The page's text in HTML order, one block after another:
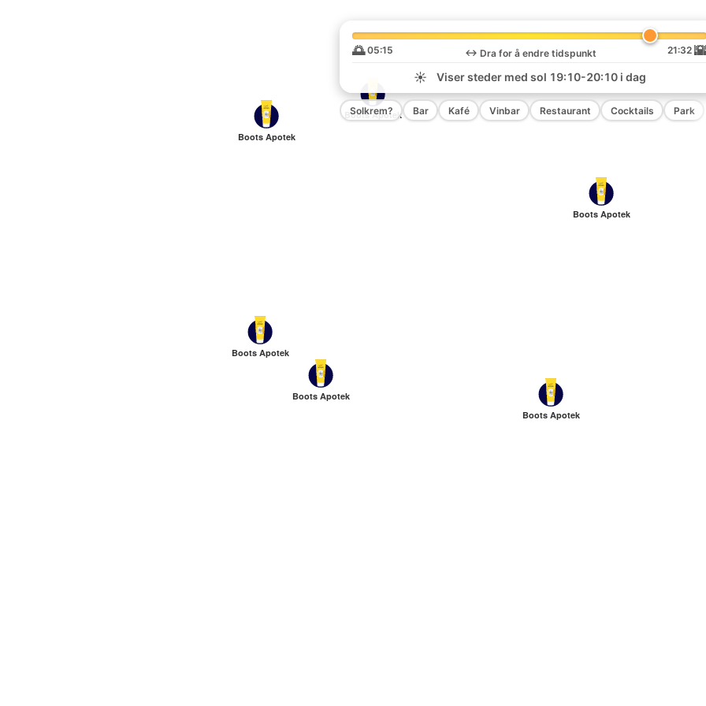
Boots Apotek
Boots Apotek
Boots Apotek
Boots Apotek
Boots Apotek
Boots Apotek
🌅 05:15 ↔️ Dra for å endre tidspunkt 21:32 🌇
☀️
Viser steder med sol 19:10-20:10i dag
Solkrem? Bar Kafé Vinbar Restaurant Cocktails Park